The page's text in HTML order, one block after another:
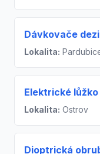
Dávkovače
Lokalita:
Elektrické
Lokalita: Ostrov
Dioptrická